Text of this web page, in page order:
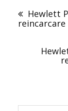
navigation
Hewlett